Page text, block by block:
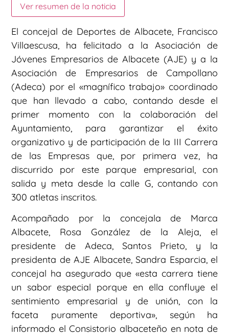
Ver resumen de la noticia
El concejal de Deportes de Albacete, Francisco
Villaescusa, ha felicitado a la Asociación de
Jóvenes Empresarios de Albacete (AJE) y a la
Asociación de Empresarios de Campollano
(Adeca) por el «magnífico trabajo» coordinado
que han llevado a cabo, contando desde el
primer momento con la colaboración del
Ayuntamiento, para garantizar el éxito
organizativo y de participación de la III Carrera
de las Empresas que, por primera vez, ha
discurrido por este parque empresarial, con
salida y meta desde la calle G, contando con
300 atletas inscritos.
Acompañado por la concejala de Marca
Albacete, Rosa González de la Aleja, el
presidente de Adeca, Santos Prieto, y la
presidenta de AJE Albacete, Sandra Esparcia, el
concejal ha asegurado que «esta carrera tiene
un sabor especial porque en ella confluye el
sentimiento empresarial y de unión, con la
faceta puramente deportiva», según ha
informado el Consistorio albaceteño en nota de